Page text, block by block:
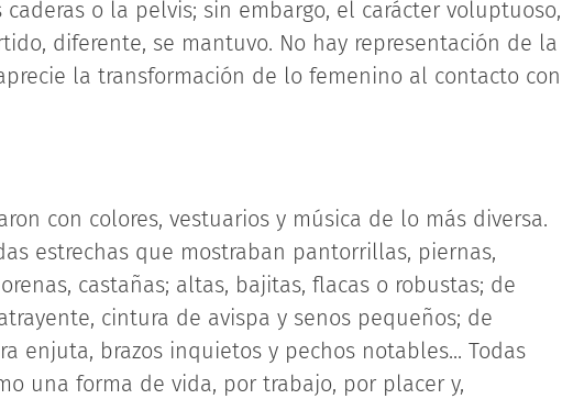
o la pelvis; sin embargo, el carácter voluptuoso,
diferente, se mantuvo. No hay representación de la
la transformación de lo femenino al contacto con
con colores, vestuarios y música de lo más diversa.
estrechas que mostraban pantorrillas, piernas,
castañas; altas, bajitas, flacas o robustas; de
cintura de avispa y senos pequeños; de
enjuta, brazos inquietos y pechos notables... Todas
una forma de vida, por trabajo, por placer y,